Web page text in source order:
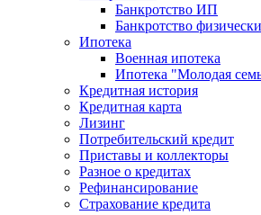
Банкротство ИП
Банкротство
Ипотека
Военная ипотека
Ипотека "Молодая
Кредитная история
Кредитная карта
Лизинг
Потребительский кредит
Приставы и коллекторы
Разное о кредитах
Рефинансирование
Страхование кредита